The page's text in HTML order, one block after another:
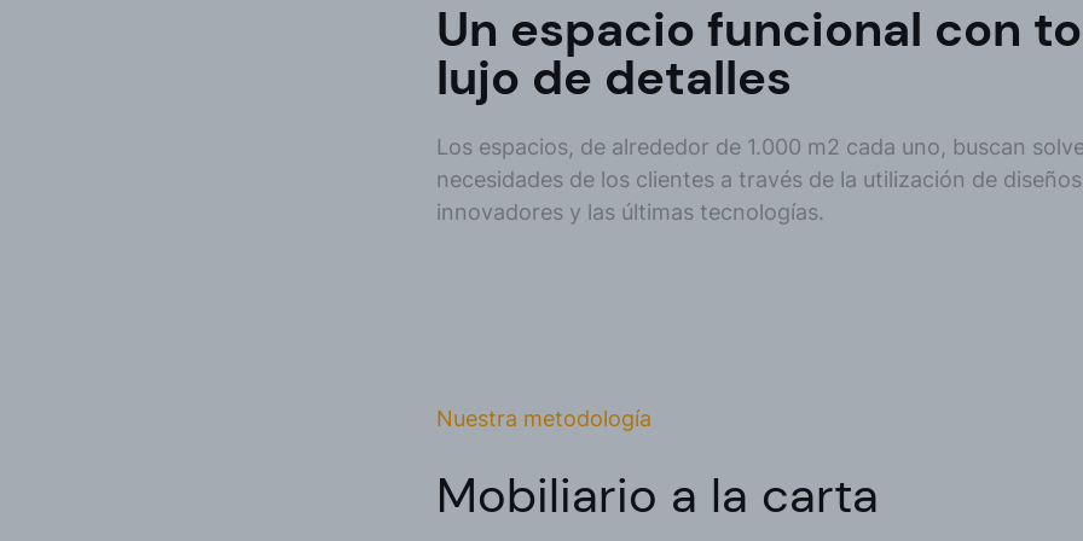
Un espacio funcional con
lujo de detalles
Los espacios, de alrededor de 1.000 m2 cada uno, buscan
necesidades de los clientes a través de la utilización de diseños
innovadores y las últimas tecnologías.
Nuestra metodología
Mobiliario a la carta